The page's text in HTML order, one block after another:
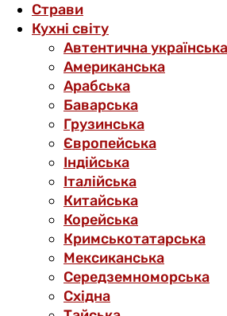
Страви
Кухні світу
Автентична
Американська
Арабська
Баварська
Грузинська
Європейська
Індійська
Італійська
Китайська
Корейська
Кримськотатарська
Мексиканська
Середземноморська
Східна